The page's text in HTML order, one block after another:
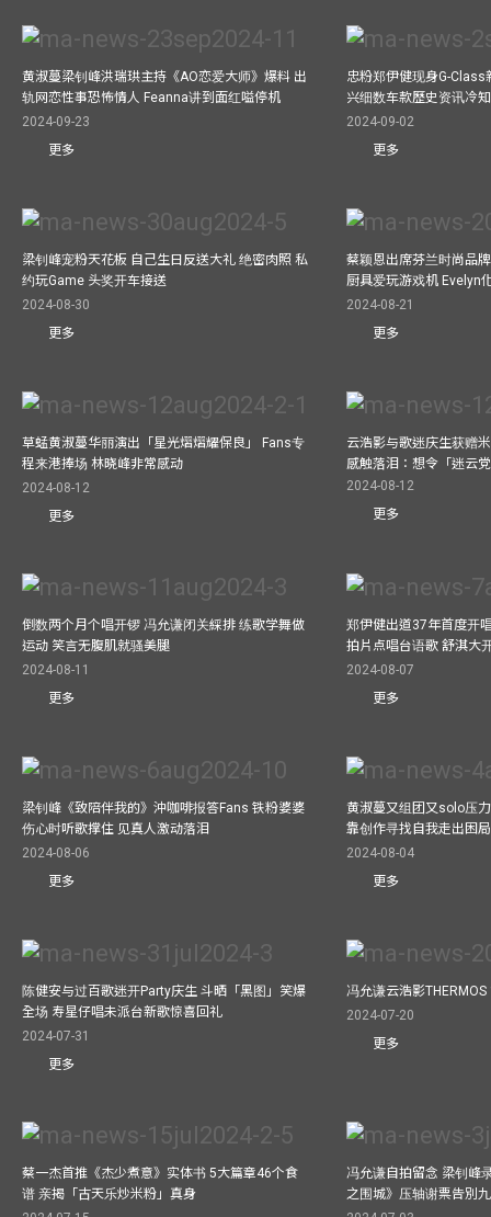
黄淑蔓梁钊峰洪瑞珙主持《AO恋爱大师》爆料 出
轨网恋性事恐怖情人 Feanna讲到面红嗌停机
2024-09-23
更多
忠粉郑伊健现身G-
兴细数车款歷史资讯冷
2024-09-02
更多
梁钊峰宠粉天花板 自己生日反送大礼 绝密肉照 私
约玩Game 头奖开车接送
2024-08-30
更多
蔡颖恩出席芬兰时尚品
厨具爱玩游戏机 Evelyn
2024-08-21
更多
草蜢黄淑蔓华丽演出「星光熠熠耀保良」 Fans专
程来港捧场 林晓峰非常感动
2024-08-12
更多
云浩影与歌迷庆生获赠
感触落泪：想令「迷云
2024-08-12
更多
倒数两个月个唱开锣 冯允谦闭关綵排 练歌学舞做
运动 笑言无腹肌就骚美腿
2024-08-11
更多
郑伊健出道37年首度开
拍片点唱台语歌 舒淇大
2024-08-07
更多
梁钊峰《致陪伴我的》沖咖啡报答Fans 铁粉婆婆
伤心时听歌撑住 见真人激动落泪
2024-08-06
更多
黄淑蔓又组团又solo压
靠创作寻找自我走出困局
2024-08-04
更多
陈健安与过百歌迷开Party庆生 斗晒「黑图」笑爆
全场 寿星仔唱未派台新歌惊喜回礼
2024-07-31
更多
冯允谦云浩影
2024-07-20
更多
蔡一杰首推《杰少煮意》实体书 5大篇章46个食
谱 亲揭「古天乐炒米粉」真身
冯允谦自拍留念 梁钊峰
之围城》压轴谢票告別